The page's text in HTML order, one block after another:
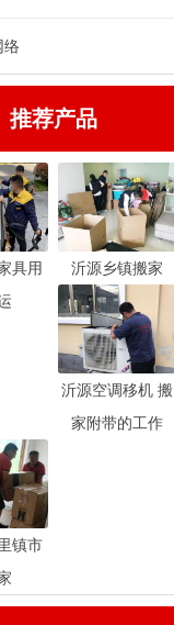
络
推荐产品
具用
沂源乡镇搬家
沂源空调移机 搬
家附带的工作
镇市